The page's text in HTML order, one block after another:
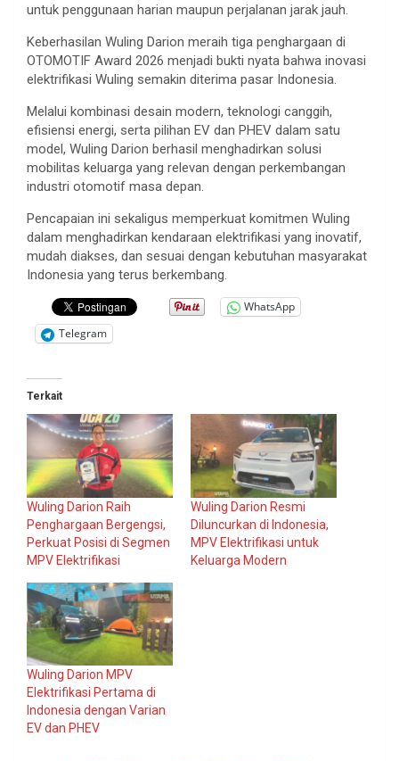
untuk penggunaan harian maupun perjalanan jarak jauh.
Keberhasilan Wuling Darion meraih tiga penghargaan di
OTOMOTIF Award 2026 menjadi bukti nyata bahwa inovasi
elektrifikasi Wuling semakin diterima pasar Indonesia.
Melalui kombinasi desain modern, teknologi canggih,
efisiensi energi, serta pilihan EV dan PHEV dalam satu
model, Wuling Darion berhasil menghadirkan solusi
mobilitas keluarga yang relevan dengan perkembangan
industri otomotif masa depan.
Pencapaian ini sekaligus memperkuat komitmen Wuling
dalam menghadirkan kendaraan elektrifikasi yang inovatif,
mudah diakses, dan sesuai dengan kebutuhan masyarakat
Indonesia yang terus berkembang.
WhatsApp
Telegram
Terkait
Wuling Darion Raih
Penghargaan Bergengsi,
Perkuat Posisi di Segmen
MPV Elektrifikasi
Wuling Darion Resmi
Diluncurkan di Indonesia,
MPV Elektrifikasi untuk
Keluarga Modern
Wuling Darion MPV
Elektrifikasi Pertama di
Indonesia dengan Varian
EV dan PHEV